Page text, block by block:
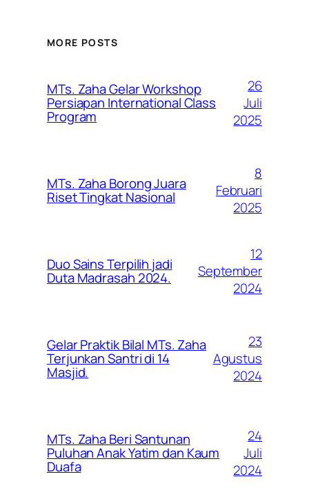
MORE POSTS
MTs. Zaha Gelar Workshop
Persiapan International Class
Program
26
Juli
2025
MTs. Zaha Borong Juara
Riset Tingkat Nasional
8
Februari
2025
Duo Sains Terpilih jadi
Duta Madrasah 2024.
12
September
2024
Gelar Praktik Bilal MTs. Zaha
Terjunkan Santri di 14
Masjid.
23
Agustus
2024
MTs. Zaha Beri Santunan
Puluhan Anak Yatim dan Kaum
Duafa
24
Juli
2024